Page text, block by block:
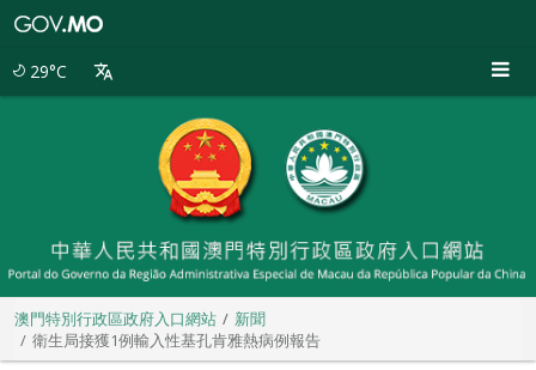
29°C
澳門特別行政區政府入口網站
新聞
衛生局接獲1例輸入性基孔肯雅熱病例報告